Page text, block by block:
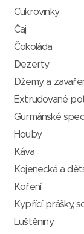
Cukrovinky
Čaj
Čokoláda
Dezerty
Džemy a
Extrudované
Gurmánské
Houby
Káva
Kojenecká a
Koření
Kypřící prášky,
Luštěniny